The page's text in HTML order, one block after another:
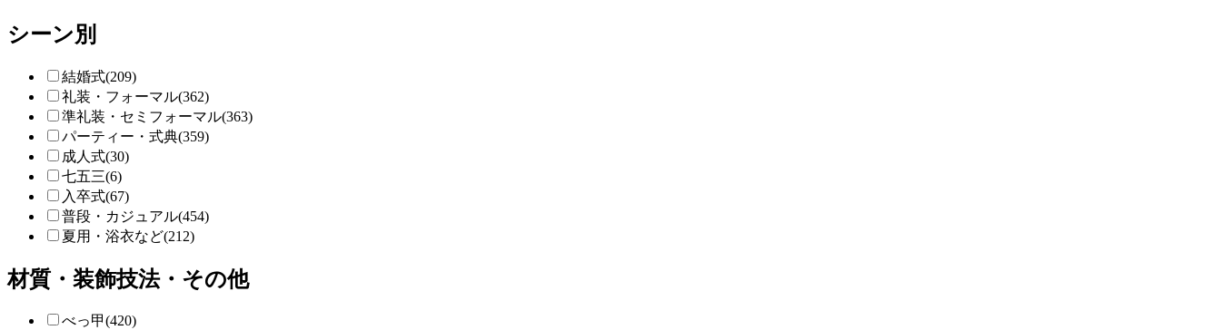
シーン別
結婚式(209)
礼装・フォーマル(362)
準礼装・セミフォーマル(363)
パーティー・式典(359)
成人式(30)
七五三(6)
入卒式(67)
普段・カジュアル(454)
夏用・浴衣など(212)
材質・装飾技法・その他
べっ甲(420)